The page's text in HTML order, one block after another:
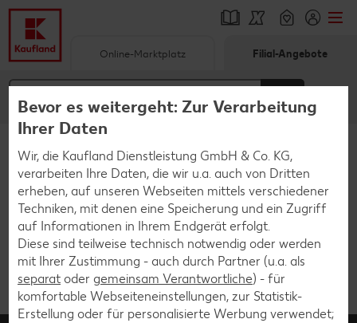
Hauptinhalt
Schwebender Seitenbereich
Online-Marktplatz Filial-Angebote
Startseite Unsere Services Filiale
Die von dir aufgerufene Filialseite ist nicht
verfügbar. Die Filialseite deiner Filiale findest
duhier.
Bevor es weitergeht: Zur Verarbeitung
Ihrer Daten
Wir, die Kaufland Dienstleistung GmbH & Co. KG,
verarbeiten Ihre Daten, die wir u.a. auch von Dritten
erheben, auf unseren Webseiten mittels verschiedener
Techniken, mit denen eine Speicherung und ein Zugriff
auf Informationen in Ihrem Endgerät erfolgt.
Diese sind teilweise technisch notwendig oder werden
mit Ihrer Zustimmung - auch durch Partner (u.a. als
separat oder gemeinsam Verantwortliche) - für
komfortable Webseiteneinstellungen, zur Statistik-
Erstellung oder für personalisierte Werbung verwendet;